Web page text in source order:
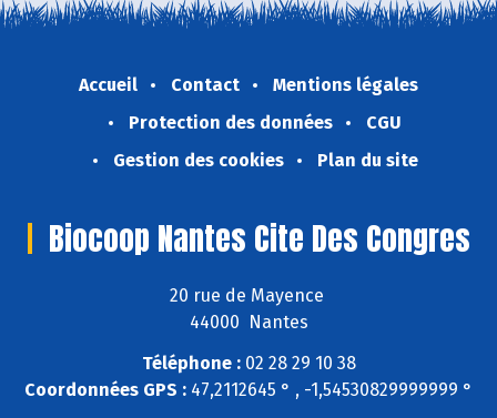
Accueil Contact
Mentions légales
Protection des données
CGU
Gestion des cookies
Plan du site
Biocoop Nantes Cite Des Congres
20 rue de Mayence
44000 Nantes
Téléphone :02 28 29 10 38
Coordonnées GPS : 47,2112645 ° , -1,54530829999999 °